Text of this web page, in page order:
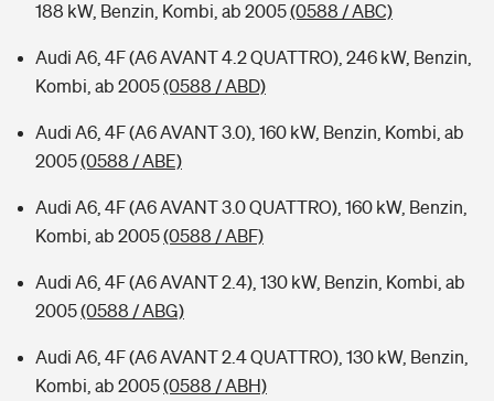
188 kW, Benzin, Kombi, ab 2005(0588 / ABC)
Audi A6, 4F (A6 AVANT 4.2 QUATTRO), 246 kW, Benzin,
Kombi, ab 2005(0588 / ABD)
Audi A6, 4F (A6 AVANT 3.0), 160 kW, Benzin, Kombi, ab
2005(0588 / ABE)
Audi A6, 4F (A6 AVANT 3.0 QUATTRO), 160 kW, Benzin,
Kombi, ab 2005(0588 / ABF)
Audi A6, 4F (A6 AVANT 2.4), 130 kW, Benzin, Kombi, ab
2005(0588 / ABG)
Audi A6, 4F (A6 AVANT 2.4 QUATTRO), 130 kW, Benzin,
Kombi, ab 2005(0588 / ABH)